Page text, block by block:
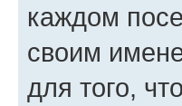
каждом
своим
для того,